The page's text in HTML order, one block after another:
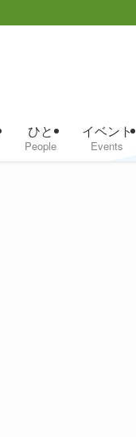
ひと
People
イベント
Events